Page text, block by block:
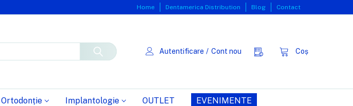
Home Dentamerica Distribution Blog Contact
Autentificare / Cont nou Coș
Ortodonție Implantologie OUTLET EVENIMENTE